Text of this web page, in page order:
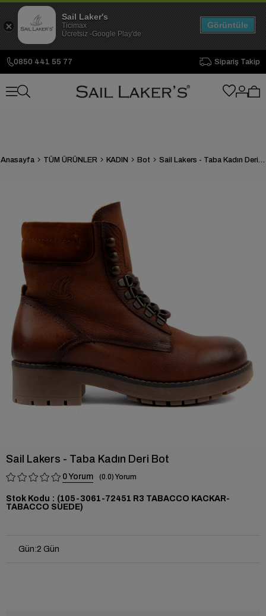
0850 441 55 77 Sipariş Takip
Anasayfa TÜM ÜRÜNLER KADIN Bot Sail Lakers - Taba Kadın Deri Bot
Sail Lakers - Taba Kadın Deri Bot
0 0.0
Stok Kodu
(105-3061-72451 R3 TABACCO KACKAR-
TABACCO SUEDE)
Gün:2 Gün
Sail Laker's
Ticimax
Ücretsiz -Google Play'de
Görüntüle